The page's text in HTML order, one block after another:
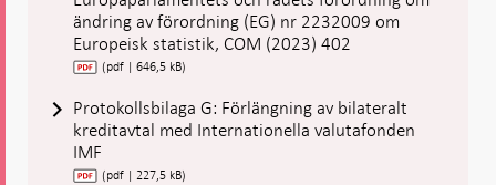
ändring av förordning (EG) nr 2232009 om
Europeisk statistik, COM (2023) 402
(pdf | 646,5 kB)
Protokollsbilaga G: Förlängning av bilateralt
kreditavtal med Internationella valutafonden
IMF
(pdf | 227,5 kB)